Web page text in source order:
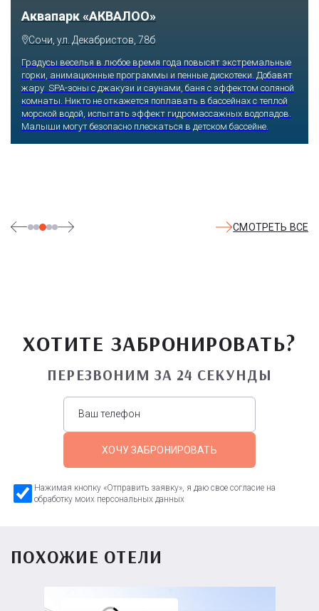
Аквапарк «АКВАЛОО»
Сочи, ул. Декабристов, 78б
Градусы веселья в любое время года повысят экстремальные
горки, анимационные программы и пенные дискотеки. Добавят
жару SPA-зоны с джакузи и саунами, баня с эффектом соляной
комнаты. Никто не откажется поплавать в бассейнах с теплой
морской водой, испытать эффект гидромассажных водопадов.
Малыши могут безопасно плескаться в детском бассейне.
СМОТРЕТЬ ВСЕ
ХОТИТЕ ЗАБРОНИРОВАТЬ?
ПЕРЕЗВОНИМ ЗА 24 СЕКУНДЫ
ХОЧУ ЗАБРОНИРОВАТЬ
Нажимая кнопку «Отправить заявку», я даю свое согласие на
обработку моих персональных данных
ПОХОЖИЕ ОТЕЛИ